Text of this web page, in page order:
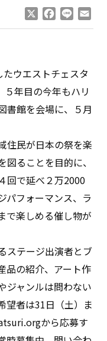
Facebook
Line
ウエストチェスタ
５年目の今年もハリ
書館を会場に、５月
住民が日本の祭を楽
ることを目的に、
回で延べ２万2000
パフォーマンス、ラ
で楽しめる催し物が
ステージ出演者とブ
品の紹介、アート作
ジャンルは問わない
望者は31日（土）ま
から応募す